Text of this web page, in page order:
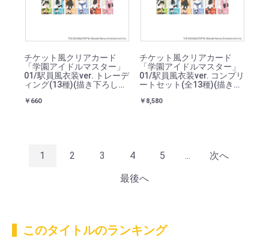
チケット風クリアカード
「学園アイドルマスター」
01/駅員風衣装ver. トレーデ
ィング(13種)(描き下ろしイ
￥660
チケット風クリアカード
「学園アイドルマスター」
01/駅員風衣装ver. コンプリ
ートセット(全13種)(描き下
￥8,580
1 2 3 4 5 ...
次へ
最後へ
このタイトルのランキング